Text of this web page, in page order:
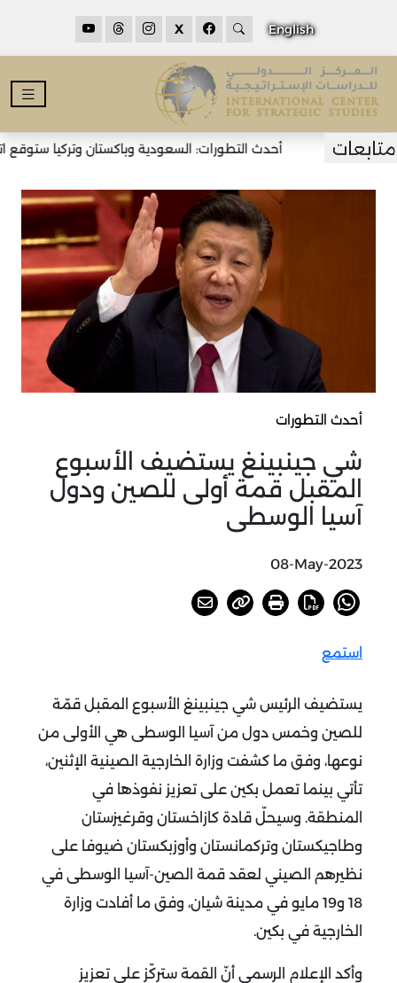
English
X
أحدث التطورات: السعودية وباكستان وتركيا ستوقع
أحدث التطورات
شي جينبينغ يستضيف الأسبوع
المقبل قمة أولى للصين ودول
آسيا الوسطى
08-May-2023
استمع
يستضيف الرئيس شي جينبينغ الأسبوع المقبل قمّة
للصين وخمس دول من آسيا الوسطى هي الأولى من
نوعها، وفق ما كشفت وزارة الخارجية الصينية الإثنين،
تأتي بينما تعمل بكين على تعزيز نفوذها في
المنطقة. وسيحلّ قادة كازاخستان وقرغيزستان
وطاجيكستان وتركمانستان وأوزبكستان ضيوفا على
نظيرهم الصيني لعقد قمة الصين-آسيا الوسطى في
18 و19 مايو في مدينة شيان، وفق ما أفادت وزارة
الخارجية في بكين.
وأكد الإعلام الرسمي أنّ القمة ستركّز على تعزيز